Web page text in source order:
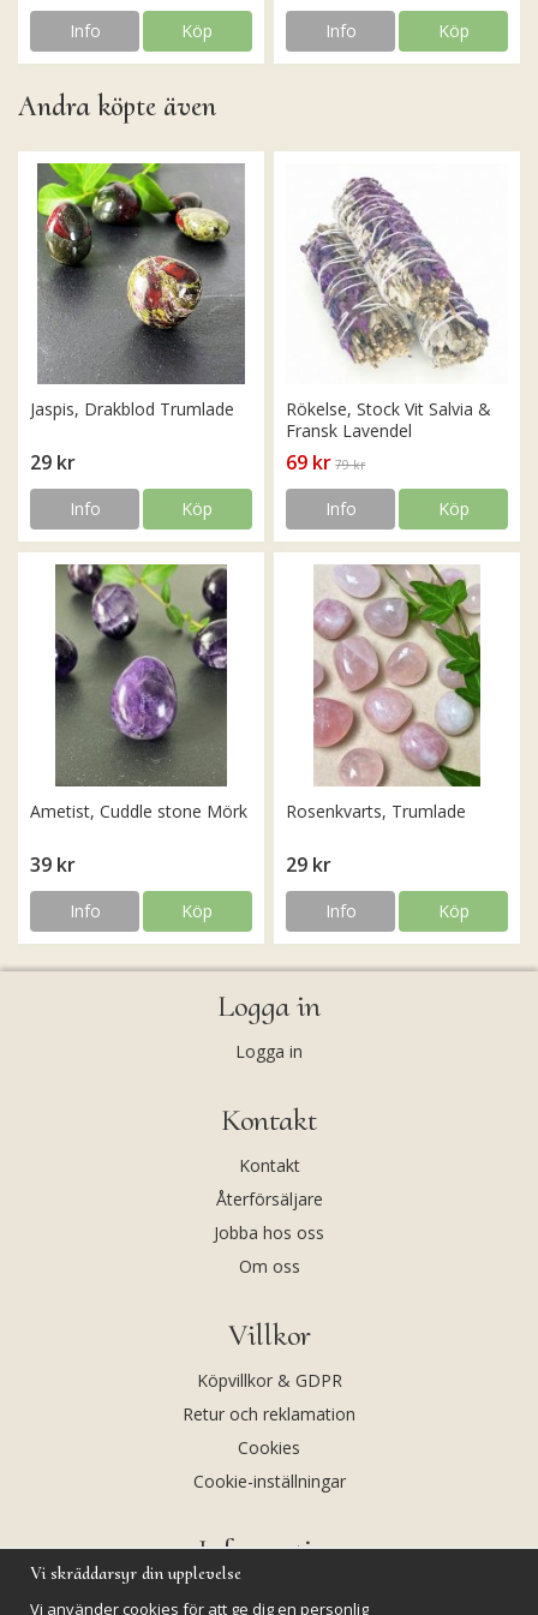
Info Köp Info Köp
Andra köpte även
Jaspis, Drakblod Trumlade
29 kr
Info Köp
Rökelse, Stock Vit Salvia &
Fransk Lavendel
69 kr 79 kr
Info Köp
Ametist, Cuddle stone Mörk
39 kr
Info Köp
Rosenkvarts, Trumlade
29 kr
Info Köp
Logga in
Logga in
Kontakt
Kontakt
Återförsäljare
Jobba hos oss
Om oss
Villkor
Köpvillkor & GDPR
Retur och reklamation
Cookies
Cookie-inställningar
Information
Vi skräddarsyr din upplevelse
Vi använder cookies för att ge dig en personlig